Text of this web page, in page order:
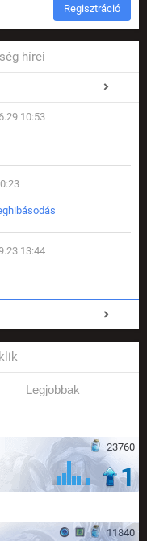
Regisztráció
hírei
10:53
13:44
Legjobbak
23760
1
11840